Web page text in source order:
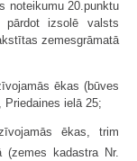
noteikumu 20.punktu
pārdot izsolē valsts
zemesgrāmatā
ēkas (būves
Priedaines ielā 25;
ēkas, trim
kadastra Nr.